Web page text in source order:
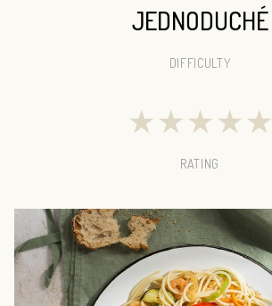
JEDNODUCHÉ
DIFFICULTY
★★★★★
RATING